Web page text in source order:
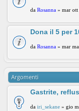
da Rosanna » mar
Dona il 5 per
da Rosanna » mar
Argomenti
Gastrite,
da iri_sekane » gio